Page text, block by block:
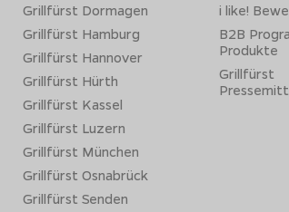
Grillfürst Dormagen
Grillfürst Hamburg
Grillfürst Hannover
Grillfürst Hürth
Grillfürst Kassel
Grillfürst Luzern
Grillfürst München
Grillfürst Osnabrück
Grillfürst Senden
i like!
B2B
Produkte
Grillfürst